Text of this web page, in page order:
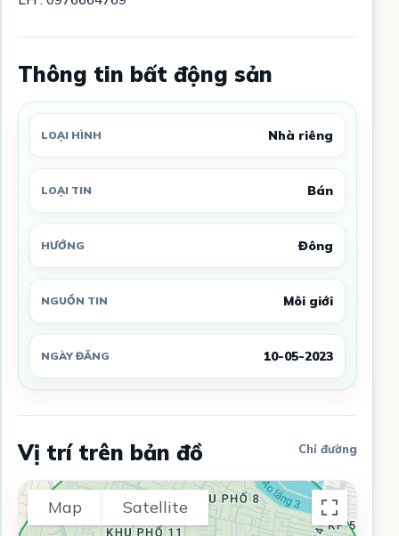
Thông tin bất động sản
LOẠI HÌNH Nhà riêng
LOẠI TIN Bán
HƯỚNG Đông
NGUỒN TIN Môi giới
NGÀY ĐĂNG 10-05-2023
Vị trí trên bản đồ Chỉ đường
Map Satellite